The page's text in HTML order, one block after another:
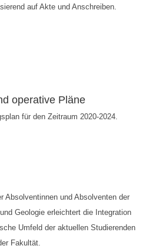
auf Akte und Anschreiben.
operative Pläne
für den Zeitraum 2020-2024.
Absolventinnen und Absolventen der
Geologie erleichtert die Integration
Umfeld der aktuellen Studierenden
Fakultät.